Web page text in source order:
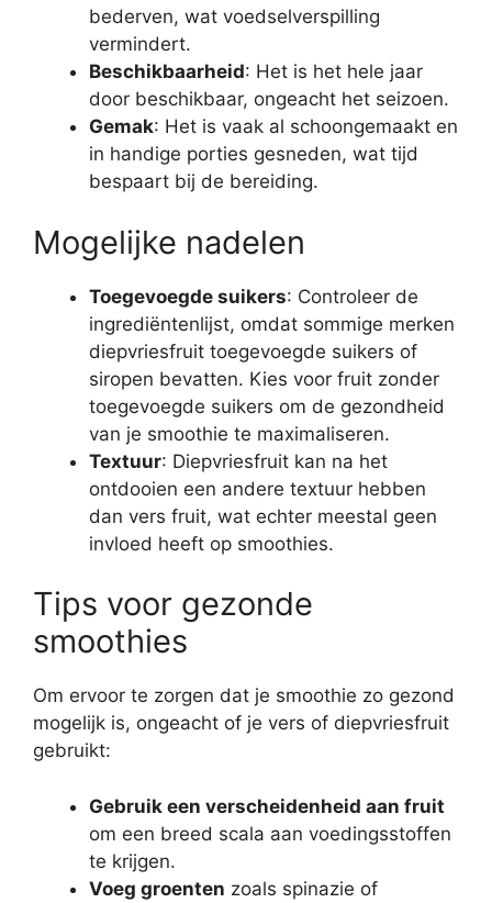
bederven, wat voedselverspilling
vermindert.
Beschikbaarheid: Het is het hele jaar
door beschikbaar, ongeacht het seizoen.
Gemak: Het is vaak al schoongemaakt en
in handige porties gesneden, wat tijd
bespaart bij de bereiding.
Mogelijke nadelen
Toegevoegde suikers: Controleer de
ingrediëntenlijst, omdat sommige merken
diepvriesfruit toegevoegde suikers of
siropen bevatten. Kies voor fruit zonder
toegevoegde suikers om de gezondheid
van je smoothie te maximaliseren.
Textuur: Diepvriesfruit kan na het
ontdooien een andere textuur hebben
dan vers fruit, wat echter meestal geen
invloed heeft op smoothies.
Tips voor gezonde
smoothies
Om ervoor te zorgen dat je smoothie zo gezond
mogelijk is, ongeacht of je vers of diepvriesfruit
gebruikt:
Gebruik een verscheidenheid aan fruit
om een breed scala aan voedingsstoffen
te krijgen.
Voeg groenten zoals spinazie of